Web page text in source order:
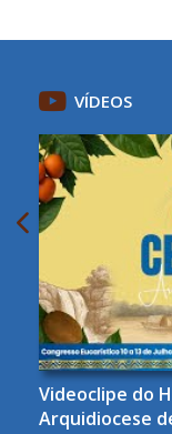
VÍDEOS
Videoclipe do
Arquidiocese